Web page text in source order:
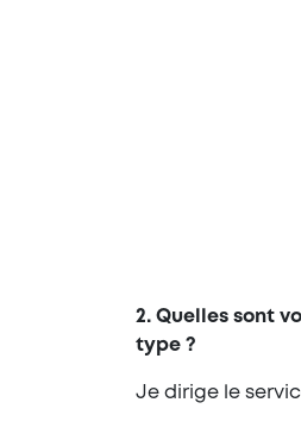
2. Quelles sont
type ?
Je dirige le